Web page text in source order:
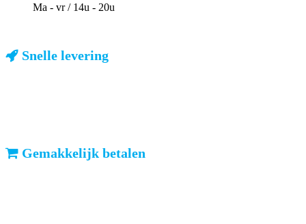
Ma - vr / 14u - 20u
Snelle levering
Gemakkelijk betalen